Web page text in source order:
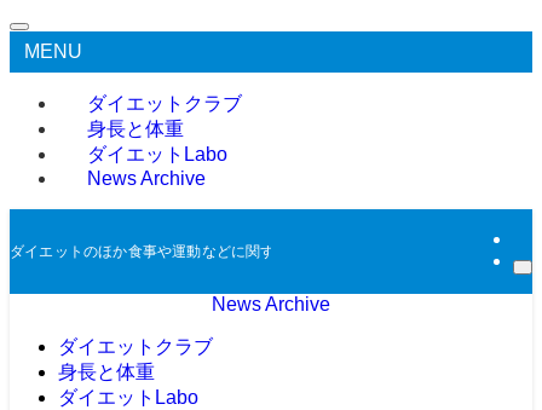
MENU
ダイエットクラブ
身長と体重
ダイエットLabo
News Archive
ダイエットのほか食事や運動などに関する過去のニュースをアーカイブとして
News Archive
ダイエットクラブ
身長と体重
ダイエットLabo